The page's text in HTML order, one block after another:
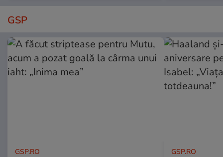
GSP
GSP.RO GSP.RO